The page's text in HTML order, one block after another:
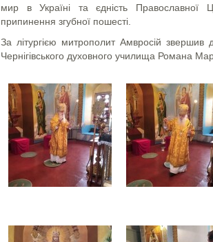
мир в Україні та єдність
припинення згубної пошесті.
За літургією митрополит Амвросій звершив
Чернігівського духовного училища Романа